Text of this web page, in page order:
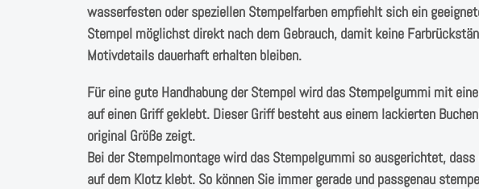
wasserfesten oder speziellen Stempelfarben empfiehlt sich ein
Stempel möglichst direkt nach dem Gebrauch, damit keine
Motivdetails dauerhaft erhalten bleiben.
Für eine gute Handhabung der Stempel wird das Stempelgummi mit
auf einen Griff geklebt. Dieser Griff besteht aus einem lackierten
original Größe zeigt.
Bei der Stempelmontage wird das Stempelgummi so ausgerichtet,
auf dem Klotz klebt. So können Sie immer gerade und passgenau